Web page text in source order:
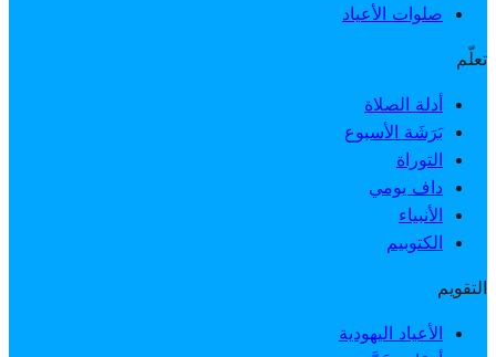
صلوات الأعياد
تعلّم
أدلة الصلاة
بَرَشَة الأسبوع
التوراة
داف يومي
الأنبياء
الكتوبيم
التقويم
الأعياد اليهودية